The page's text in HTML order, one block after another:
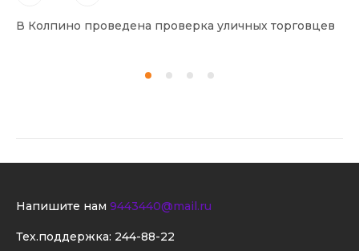
В Колпино проведена проверка уличных торговцев
Напишите нам 9443440@mail.ru
Тех.поддержка: 244-88-22